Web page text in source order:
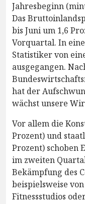
Jahresbeginn
Das
bis Juni um 1,6
Vorquartal. In
Statistiker von
ausgegangen.
hat der
wächst unsere
Vor allem die
Prozent) und
Prozent) schoben
im zweiten
Bekämpfung des
beispielsweise
Fitnessstudios